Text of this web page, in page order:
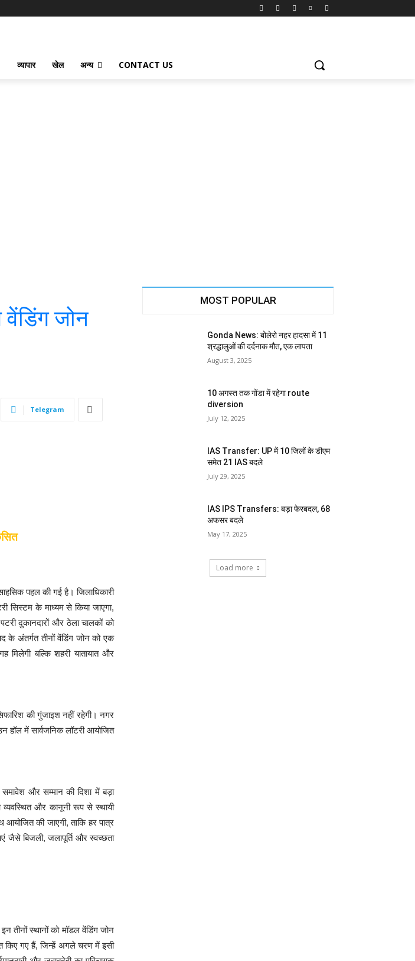
व्यापार खेल अन्य CONTACT US
जोन
Telegram
पहल की गई है। जिलाधिकारी
सिस्टम के माध्यम से किया जाएगा,
दुकानदारों और ठेला चालकों को
के अंतर्गत तीनों वेंडिंग जोन को एक
बल्कि शहरी यातायात और
की गुंजाइश नहीं रहेगी। नगर
हॉल में सार्वजनिक लॉटरी आयोजित
और सम्मान की दिशा में बड़ा
और कानूनी रूप से स्थायी
आयोजित की जाएगी, ताकि हर पात्र
जैसे बिजली, जलापूर्ति और स्वच्छता
तीनों स्थानों को मॉडल वेंडिंग जोन
किए गए हैं, जिन्हें अगले चरण में इसी
MOST POPULAR
Gonda News: बोलेरो नहर हादसा में 11
श्रद्धालुओं की दर्दनाक मौत, एक लापता
August 3, 2025
10 अगस्त तक गोंडा में रहेगा route
diversion
July 12, 2025
IAS Transfer: UP में 10 जिलों के डीएम
समेत 21 IAS बदले
July 29, 2025
IAS IPS Transfers: बड़ा फेरबदल, 68
अफसर बदले
May 17, 2025
Load more